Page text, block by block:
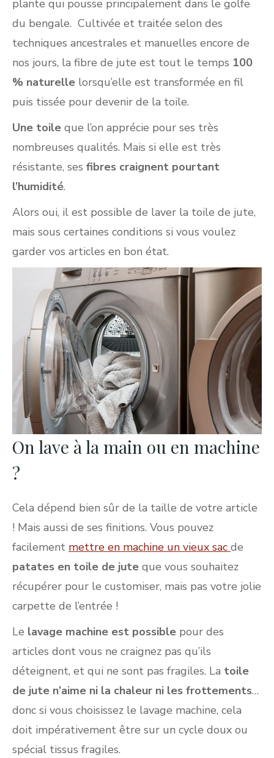
plante qui pousse principalement dans le golfe
du bengale. Cultivée et traitée selon des
techniques ancestrales et manuelles encore de
nos jours, la fibre de jute est tout le temps 100
% naturelle lorsqu’elle est transformée en fil
puis tissée pour devenir de la toile.
Une toile que l’on apprécie pour ses très
nombreuses qualités. Mais si elle est très
résistante, ses fibres craignent pourtant
l’humidité.
Alors oui, il est possible de laver la toile de jute,
mais sous certaines conditions si vous voulez
garder vos articles en bon état.
On lave à la main ou en machine
?
Cela dépend bien sûr de la taille de votre article
! Mais aussi de ses finitions. Vous pouvez
facilement mettre en machine un vieux sac de
patates en toile de jute que vous souhaitez
récupérer pour le customiser, mais pas votre jolie
carpette de l’entrée !
Le lavage machine est possible pour des
articles dont vous ne craignez pas qu’ils
déteignent, et qui ne sont pas fragiles. La toile
de jute n’aime ni la chaleur ni les frottements…
donc si vous choisissez le lavage machine, cela
doit impérativement être sur un cycle doux ou
spécial tissus fragiles.